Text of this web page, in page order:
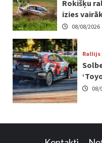
Rokišķu
izies
08/08/2026
Rallijs
08/